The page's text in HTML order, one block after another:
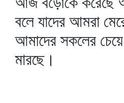
বলে যাদের আমরা
আমাদের সকলের
মারছে।